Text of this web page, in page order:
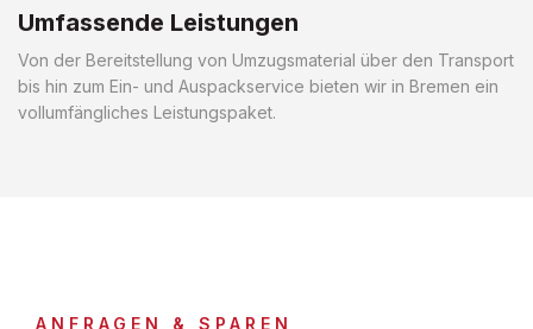
Umfassende Leistungen
Von der Bereitstellung von Umzugsmaterial über den Transport
bis hin zum Ein- und Auspackservice bieten wir in Bremen ein
vollumfängliches Leistungspaket.
ANFRAGEN & SPAREN